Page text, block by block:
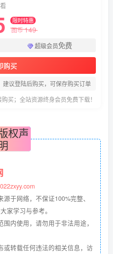
限时特惠
图币149
超级会员免费
购买
建议登陆后购买，可保存购买订单
买；全站资源终身会员免费下载！
权声
于网络，不保证100%完整、
家学习与参考。
内使用，请勿用于非法用途，
或转载任何违法的相关信息，访